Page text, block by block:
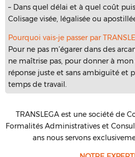
– Dans quel délai et à quel coût
Colisage visée, légalisée ou
Pourquoi vais-je passer par
Pour ne pas m’égarer dans des
ne maîtrise pas, pour donner à
réponse juste et sans ambiguïté et
temps de travail.
TRANSLEGA est une société de
Formalités Administratives et
ans nous servons